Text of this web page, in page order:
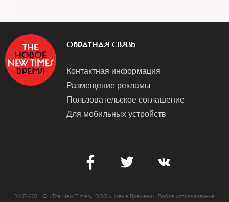
ОБРАТНАЯ СВЯЗЬ
Контактная информация
Размещение рекламы
Пользовательское соглашение
Для мобильных устройств
2007-2024 © «The New Times». ООО «Новые Времена». Любое использование